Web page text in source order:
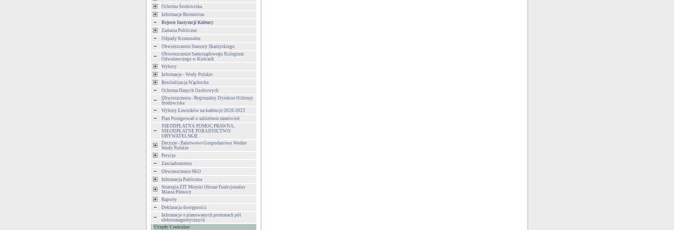
Ochrona Środowiska
Informacje Burmistrza
Rejestr Instytucji Kultury
Zadania Publiczne
Odpady Komunalne
Obwieszczenie Starosty Skarżyskiego
Obiweszczenie Samorządowego Kolegium
Odwoławczego w Kielcach
Wybory
Informacje - Wody Polskie
Rewitalizacja Wąchocka
Ochrona Danych Osobowych
Obwieszczenia - Regionalny Dyrektor Ochrony
Środowiska
Wybory Ławników na kadencje 2020-2023
Plan Postępowań o udzielenie zamówień
NIEODPŁATNA POMOC PRAWNA,
NIEODPŁATNE PORADNICTWO
OBYWATELSKIE
Decyzje - Państwowe Gospodarstwo Wodne
Wody Polskie
Petycje
Zawiadomienia
Obwieszczenia SKO
Informacja Publiczna
Strategia ZIT Miejski Obszar Funkcjonalny
Miasta Północy
Raporty
Deklaracja dostępności
Informacje o planowanych pomiarach pól
elektromagnetycznych
Urzędy Centralne